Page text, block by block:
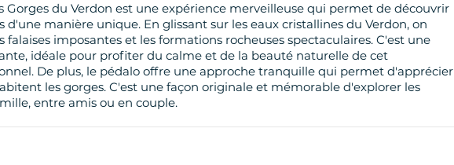
Gorges du Verdon est une expérience merveilleuse qui permet de découvrir
d'une manière unique. En glissant sur les eaux cristallines du Verdon, on
falaises imposantes et les formations rocheuses spectaculaires. C'est une
idéale pour profiter du calme et de la beauté naturelle de cet
De plus, le pédalo offre une approche tranquille qui permet d'apprécier
les gorges. C'est une façon originale et mémorable d'explorer les
entre amis ou en couple.